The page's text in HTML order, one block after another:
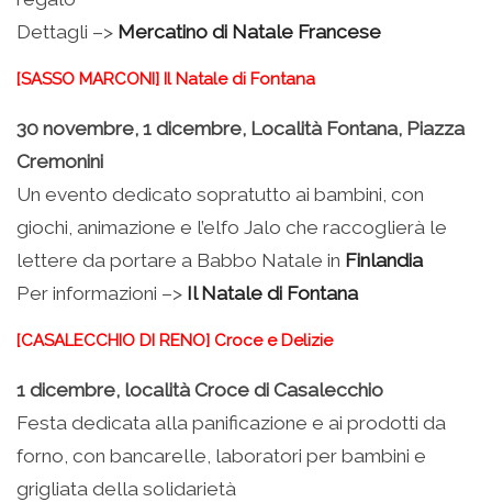
Dettagli –> Mercatino di Natale Francese
[SASSO MARCONI] Il Natale di Fontana
30 novembre, 1 dicembre, Località Fontana, Piazza
Cremonini
Un evento dedicato sopratutto ai bambini, con
giochi, animazione e l’elfo Jalo che raccoglierà le
lettere da portare a Babbo Natale in Finlandia
Per informazioni –> Il Natale di Fontana
[CASALECCHIO DI RENO] Croce e Delizie
1 dicembre, località Croce di Casalecchio
Festa dedicata alla panificazione e ai prodotti da
forno, con bancarelle, laboratori per bambini e
grigliata della solidarietà